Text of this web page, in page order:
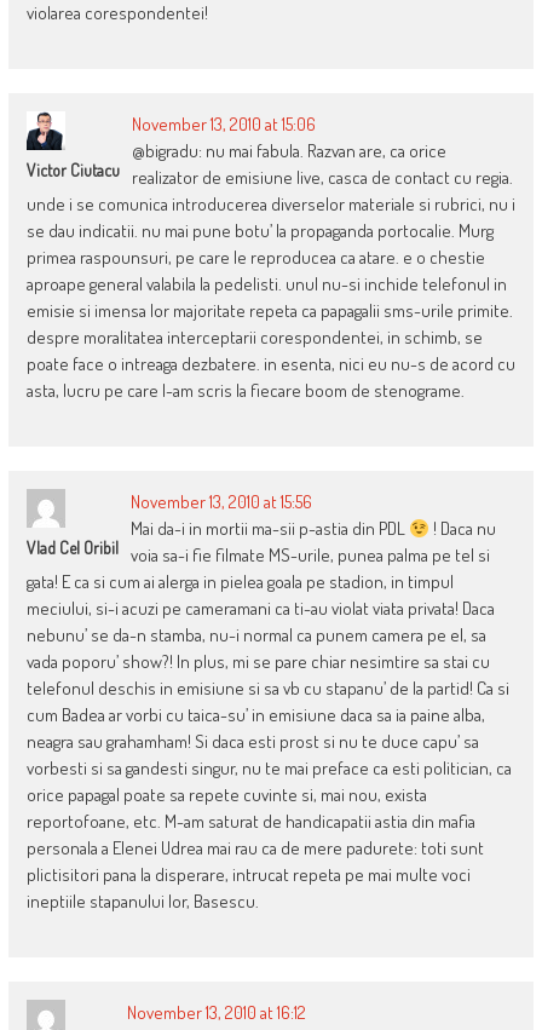
violarea corespondentei!
Victor Ciutacu
November 13, 2010 at 15:06
@bigradu: nu mai fabula. Razvan are, ca orice
realizator de emisiune live, casca de contact cu regia.
unde i se comunica introducerea diverselor materiale si rubrici, nu i
se dau indicatii. nu mai pune botu’ la propaganda portocalie. Murg
primea raspounsuri, pe care le reproducea ca atare. e o chestie
aproape general valabila la pedelisti. unul nu-si inchide telefonul in
emisie si imensa lor majoritate repeta ca papagalii sms-urile primite.
despre moralitatea interceptarii corespondentei, in schimb, se
poate face o intreaga dezbatere. in esenta, nici eu nu-s de acord cu
asta, lucru pe care l-am scris la fiecare boom de stenograme.
Vlad Cel Oribil
November 13, 2010 at 15:56
Mai da-i in mortii ma-sii p-astia din PDL
! Daca nu
voia sa-i fie filmate MS-urile, punea palma pe tel si
gata! E ca si cum ai alerga in pielea goala pe stadion, in timpul
meciului, si-i acuzi pe cameramani ca ti-au violat viata privata! Daca
nebunu’ se da-n stamba, nu-i normal ca punem camera pe el, sa
vada poporu’ show?! In plus, mi se pare chiar nesimtire sa stai cu
telefonul deschis in emisiune si sa vb cu stapanu’ de la partid! Ca si
cum Badea ar vorbi cu taica-su’ in emisiune daca sa ia paine alba,
neagra sau grahamham! Si daca esti prost si nu te duce capu’ sa
vorbesti si sa gandesti singur, nu te mai preface ca esti politician, ca
orice papagal poate sa repete cuvinte si, mai nou, exista
reportofoane, etc. M-am saturat de handicapatii astia din mafia
personala a Elenei Udrea mai rau ca de mere padurete: toti sunt
plictisitori pana la disperare, intrucat repeta pe mai multe voci
ineptiile stapanului lor, Basescu.
November 13, 2010 at 16:12